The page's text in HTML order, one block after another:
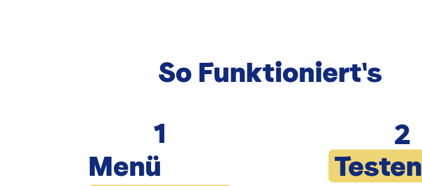
So Funktioniert's
1
Menü
Testen
2